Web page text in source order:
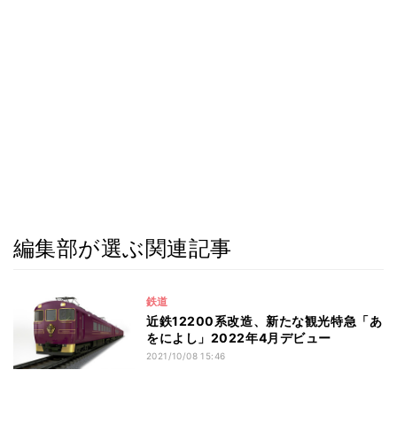
編集部が選ぶ関連記事
鉄道
近鉄12200系改造、新たな観光特急「あ
をによし」2022年4月デビュー
2021/10/08 15:46